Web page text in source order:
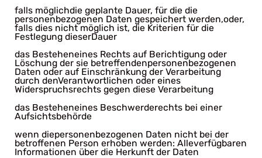
falls möglichdie geplante Dauer, für die die
personenbezogenen Daten gespeichert werden,oder,
falls dies nicht möglich ist, die Kriterien für die
Festlegung dieserDauer
das Besteheneines Rechts auf Berichtigung oder
Löschung der sie betreffendenpersonenbezogenen
Daten oder auf Einschränkung der Verarbeitung
durch denVerantwortlichen oder eines
Widerspruchsrechts gegen diese Verarbeitung
das Besteheneines Beschwerderechts bei einer
Aufsichtsbehörde
wenn diepersonenbezogenen Daten nicht bei der
betroffenen Person erhoben werden: Alleverfügbaren
Informationen über die Herkunft der Daten